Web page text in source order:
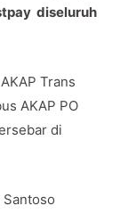
diseluruh
Trans
AKAP PO
di